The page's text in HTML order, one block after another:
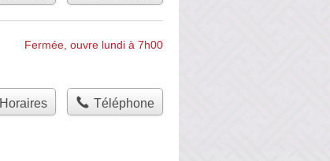
Fermée, ouvre lundi à 7h00
Horaires Téléphone